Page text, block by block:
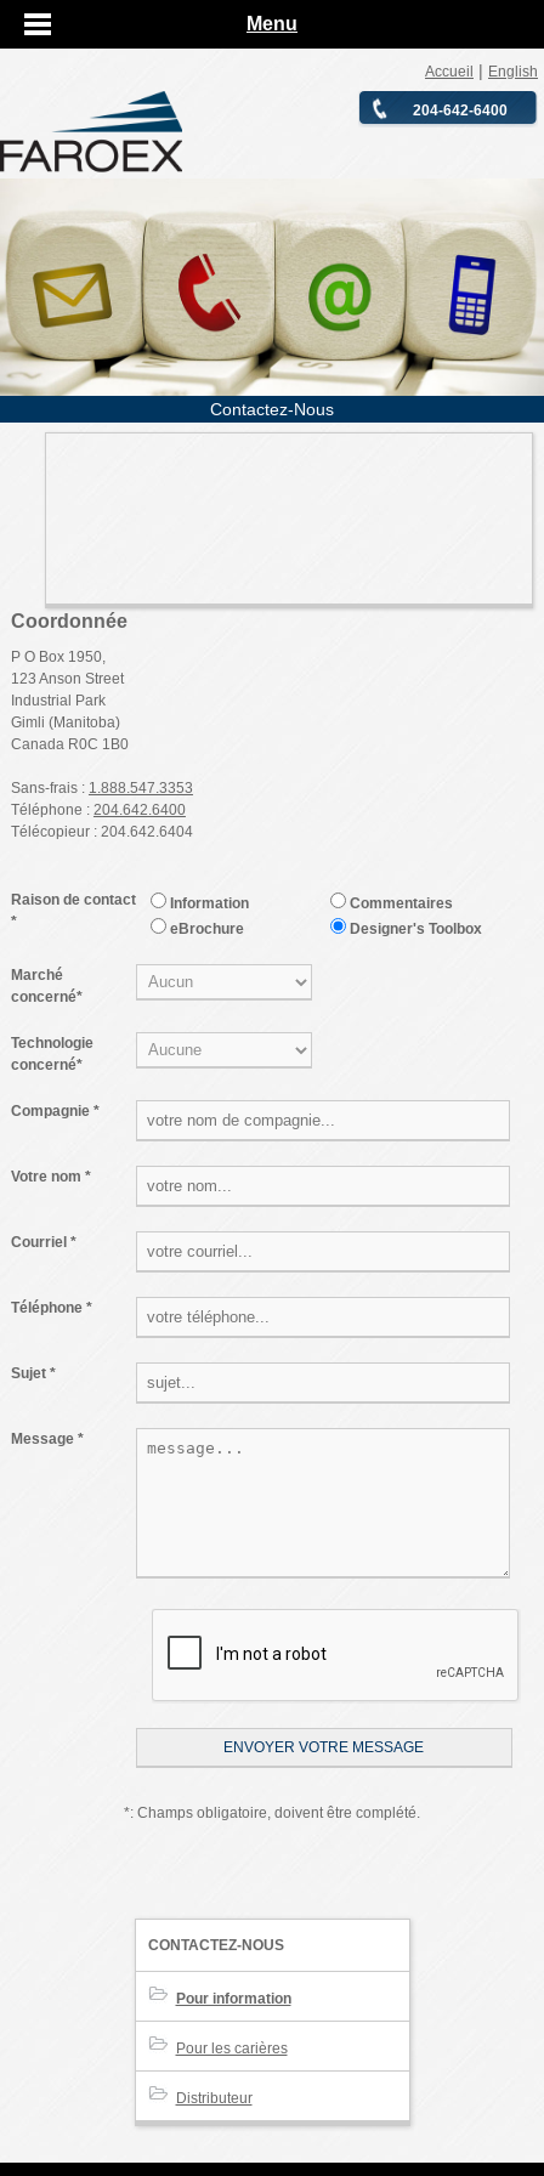
Menu
Accueil | English
204-642-6400
Contactez-Nous
Coordonnée
P O Box 1950,
123 Anson Street
Industrial Park
Gimli (Manitoba)
Canada R0C 1B0‎
Sans-frais : 1.888.547.3353
Téléphone : 204.642.6400
Télécopieur : 204.642.6404
Raison de contact
*
Information
Commentaires
eBrochure
Designer's Toolbox
Marché
concerné*
Technologie
concerné*
Compagnie *
Votre nom *
Courriel *
Téléphone *
Sujet *
Message *
*: Champs obligatoire, doivent être complété.
CONTACTEZ-NOUS
Pour information
Pour les carières
Distributeur